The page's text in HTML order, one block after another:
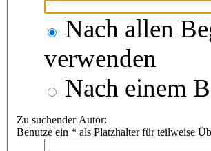
Nach allen
verwenden
Nach einem
Zu suchender Autor:
Benutze ein * als Platzhalter für teilweise